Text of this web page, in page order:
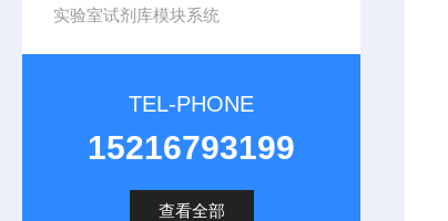
实验室试剂库模块系统
TEL-PHONE
15216793199
查看全部